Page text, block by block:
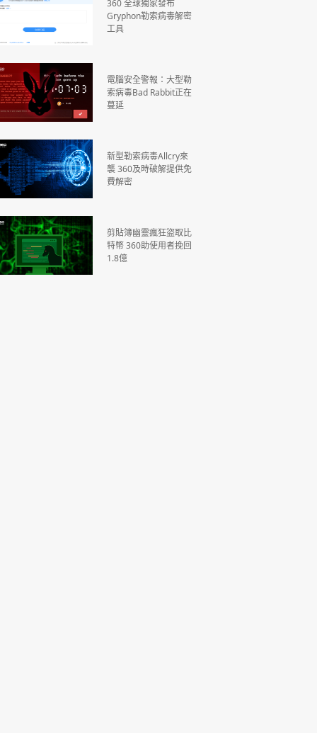
360 全球獨家發布
Gryphon勒索病毒解密
工具
電腦安全警報：大型勒
索病毒Bad Rabbit正在
蔓延
新型勒索病毒Allcry來
襲 360及時破解提供免
費解密
剪貼簿幽靈瘋狂盜取比
特幣 360助使用者挽回
1.8億